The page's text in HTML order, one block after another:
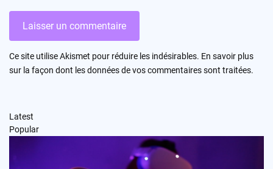
Ce site utilise Akismet pour réduire les indésirables. En savoir plus
sur la façon dont les données de vos commentaires sont traitées.
Latest
Popular